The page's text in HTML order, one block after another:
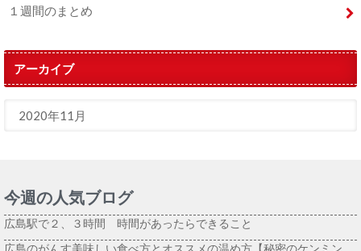
１週間のまとめ
アーカイブ
今週の人気ブログ
広島駅で２、３時間 時間があったらできること